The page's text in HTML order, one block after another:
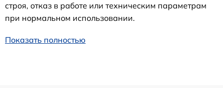
строя, отказ в работе или техническим параметрам
при нормальном использовании.
Показать полностью